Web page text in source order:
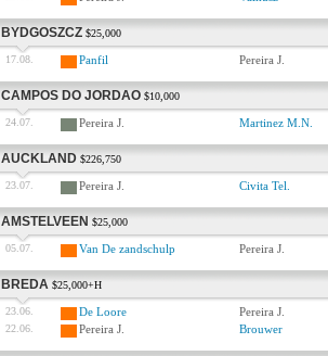
BYDGOSZCZ $25,000
17.08. Panfil Pereira J.
CAMPOS DO JORDAO $10,000
24.07. Pereira J. Martinez M.N.
AUCKLAND $226,750
23.07. Pereira J. Civita Tel.
AMSTELVEEN $25,000
05.07. Van De zandschulp Pereira J.
BREDA $25,000+H
23.06. De Loore Pereira J.
22.06. Pereira J. Brouwer